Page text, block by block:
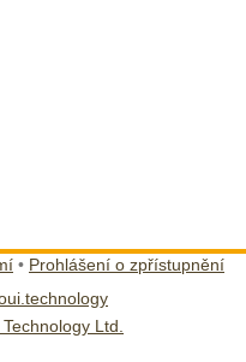
• Prohlášení o zpřístupnění
Ltd.